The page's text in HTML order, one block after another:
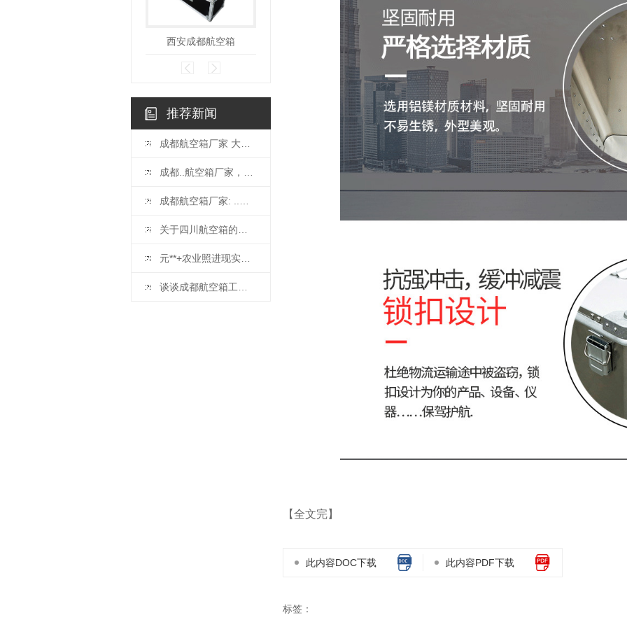
西安成都航空箱 西安成都金属箱-全铝箱 西安成都工具箱 西安成都航空箱
推荐新闻
成都航空箱厂家 大揭秘，专业可靠的箱包生产厂家
成都..航空箱厂家，值得信赖的选择
成都航空箱厂家: ..航空物流..之选
关于四川航空箱的种类以及特点
元**+农业照进现实，赋能农业生产
谈谈成都航空箱工艺品箱的制作要求
【全文完】
此内容DOC下载 此内容PDF下载
标签：